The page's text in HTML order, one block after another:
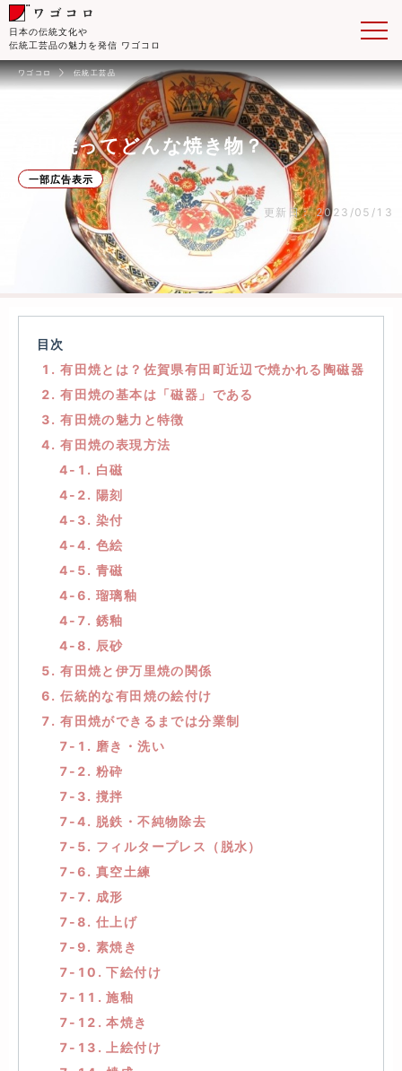
日本の伝統文化や
伝統工芸品の魅力を発信 ワゴコロ
ワゴコロ 伝統工芸品
有田焼ってどんな焼き物？
一部広告表示
更新日： 2023/05/13
目次
1. 有田焼とは？佐賀県有田町近辺で焼かれる陶磁器
2. 有田焼の基本は「磁器」である
3. 有田焼の魅力と特徴
4. 有田焼の表現方法
4-1. 白磁
4-2. 陽刻
4-3. 染付
4-4. 色絵
4-5. 青磁
4-6. 瑠璃釉
4-7. 銹釉
4-8. 辰砂
5. 有田焼と伊万里焼の関係
6. 伝統的な有田焼の絵付け
7. 有田焼ができるまでは分業制
7-1. 磨き・洗い
7-2. 粉砕
7-3. 撹拌
7-4. 脱鉄・不純物除去
7-5. フィルタープレス（脱水）
7-6. 真空土練
7-7. 成形
7-8. 仕上げ
7-9. 素焼き
7-10. 下絵付け
7-11. 施釉
7-12. 本焼き
7-13. 上絵付け